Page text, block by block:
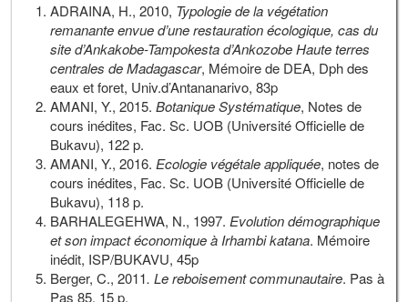
ADRAINA, H., 2010, Typologie de la végétation
remanante envue d’une restauration écologique, cas du
site d’Ankakobe-Tampokesta d’Ankozobe Haute terres
centrales de Madagascar, Mémoire de DEA, Dph des
eaux et foret, Univ.d’Antananarivo, 83p
AMANI, Y., 2015.Botanique Systématique, Notes de
cours inédites, Fac. Sc. UOB (Université Officielle de
Bukavu), 122 p.
AMANI, Y., 2016. Ecologie végétale appliquée, notes de
cours inédites, Fac. Sc. UOB (Université Officielle de
Bukavu), 118 p.
BARHALEGEHWA, N., 1997. Evolution démographique
et son impact économique à Irhambi katana. Mémoire
inédit, ISP/BUKAVU, 45p
Berger, C., 2011. Le reboisement communautaire. Pas à
Pas 85. 15 p.